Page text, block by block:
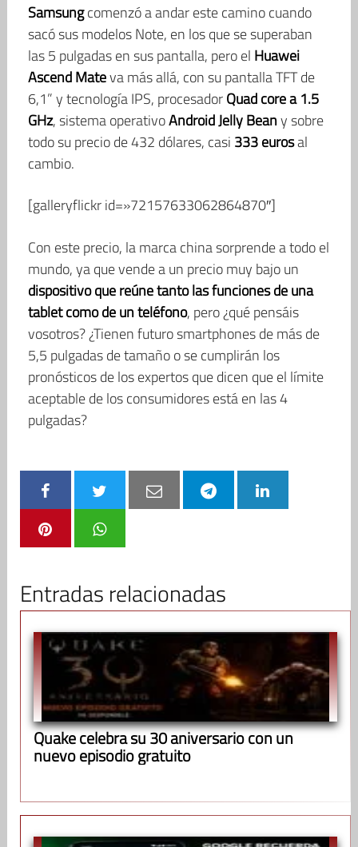
Samsungcomenzó a andar este camino cuando
sacó sus modelos Note, en los que se superaban
las 5 pulgadas en sus pantalla, pero el Huawei
Ascend Mateva más allá, con su pantalla TFT de
6,1” y tecnología IPS, procesadorQuad core a 1.5
GHz, sistema operativoAndroid Jelly Beany sobre
todo su precio de 432 dólares, casi 333 eurosal
cambio.
[galleryflickr id=»72157633062864870″]
Con este precio, la marca china sorprende a todo el
mundo, ya que vende a un precio muy bajo un
dispositivo que reúne tanto las funciones de una
tablet como de un teléfono, pero ¿qué pensáis
vosotros? ¿Tienen futuro smartphones de más de
5,5 pulgadas de tamaño o se cumplirán los
pronósticos de los expertos que dicen que el límite
aceptable de los consumidores está en las 4
pulgadas?
Entradas relacionadas
Quake celebra su 30 aniversario con un
nuevo episodio gratuito